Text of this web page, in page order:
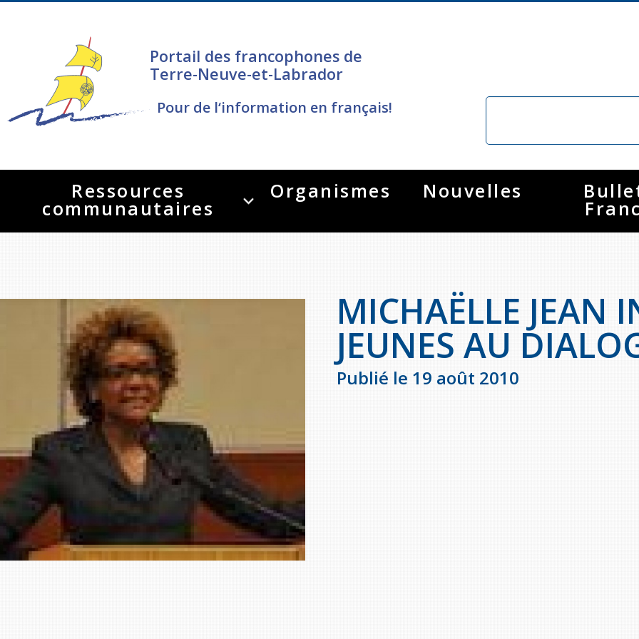
Portail des francophones de
Terre-Neuve-et-Labrador
Pour de l‘information en français!
Ressources
communautaires
Organismes Nouvelles
MICHAËLLE JEAN
JEUNES AU
Publié le 19 août 2010